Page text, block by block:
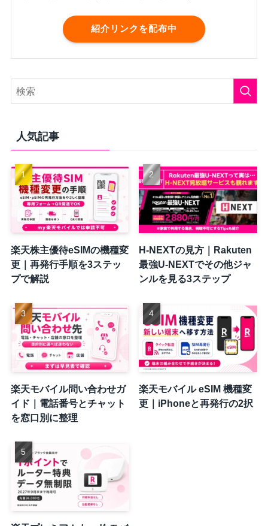
紹介リンクを配布中
人気記事
楽天株主優待eSIMの機種変
更｜再発行手順を3ステッ
プで解説
H-NEXTの見方｜Rakuten
最強U-NEXTでその他ジャ
ンルを見る3ステップ
楽天モバイル問い合わせガ
イド｜電話番号とチャット
を窓口別に整理
楽天モバイル eSIM 機種変
更｜iPhoneと再発行の2択